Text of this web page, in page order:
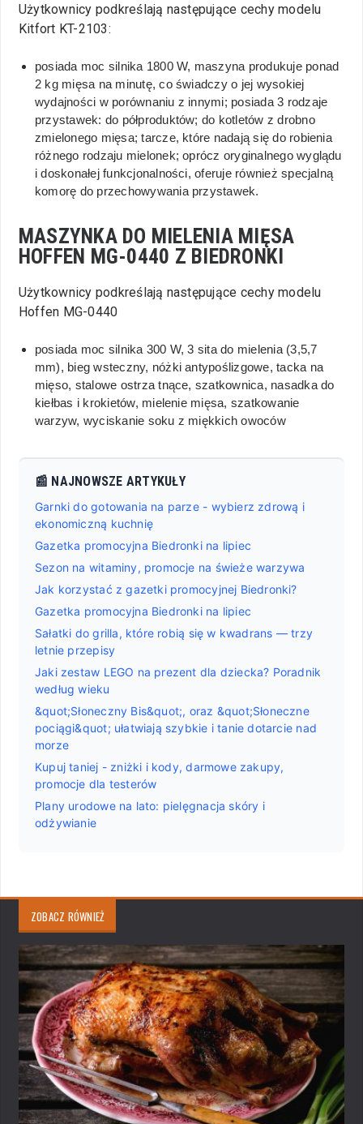
Użytkownicy podkreślają następujące cechy modelu
Kitfort KT-2103:
posiada moc silnika 1800 W, maszyna produkuje ponad
2 kg mięsa na minutę, co świadczy o jej wysokiej
wydajności w porównaniu z innymi; posiada 3 rodzaje
przystawek: do półproduktów; do kotletów z drobno
zmielonego mięsa; tarcze, które nadają się do robienia
różnego rodzaju mielonek; oprócz oryginalnego wyglądu
i doskonałej funkcjonalności, oferuje również specjalną
komorę do przechowywania przystawek.
MASZYNKA DO MIELENIA MIĘSA
HOFFEN MG-0440 Z BIEDRONKI
Użytkownicy podkreślają następujące cechy modelu
Hoffen MG-0440
posiada moc silnika 300 W, 3 sita do mielenia (3,5,7
mm), bieg wsteczny, nóżki antypoślizgowe, tacka na
mięso, stalowe ostrza tnące, szatkownica, nasadka do
kiełbas i krokietów, mielenie mięsa, szatkowanie
warzyw, wyciskanie soku z miękkich owoców
📰 NAJNOWSZE ARTYKUŁY
Garnki do gotowania na parze - wybierz zdrową i
ekonomiczną kuchnię
Gazetka promocyjna Biedronki na lipiec
Sezon na witaminy, promocje na świeże warzywa
Jak korzystać z gazetki promocyjnej Biedronki?
Gazetka promocyjna Biedronki na lipiec
Sałatki do grilla, które robią się w kwadrans — trzy
letnie przepisy
Jaki zestaw LEGO na prezent dla dziecka? Poradnik
według wieku
&quot;Słoneczny Bis&quot;, oraz &quot;Słoneczne
pociągi&quot; ułatwiają szybkie i tanie dotarcie nad
morze
Kupuj taniej - zniżki i kody, darmowe zakupy,
promocje dla testerów
Plany urodowe na lato: pielęgnacja skóry i
odżywianie
ZOBACZ RÓWNIEŻ